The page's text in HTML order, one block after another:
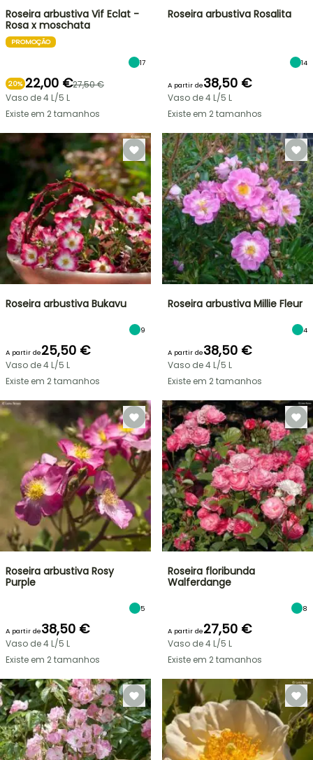
Roseira arbustiva Vif Eclat -
Rosa x moschata
PROMOÇÃO
17
20% 22,00 €27,50 €
Vaso de 4 L/5 L
Existe em 2 tamanhos
Roseira arbustiva Rosalita
14
A partir de38,50 €
Vaso de 4 L/5 L
Existe em 2 tamanhos
Roseira arbustiva Bukavu
9
A partir de25,50 €
Vaso de 4 L/5 L
Existe em 2 tamanhos
Roseira arbustiva Millie Fleur
4
A partir de38,50 €
Vaso de 4 L/5 L
Existe em 2 tamanhos
Roseira arbustiva Rosy
Purple
5
A partir de38,50 €
Vaso de 4 L/5 L
Existe em 2 tamanhos
Roseira floribunda
Walferdange
8
A partir de27,50 €
Vaso de 4 L/5 L
Existe em 2 tamanhos